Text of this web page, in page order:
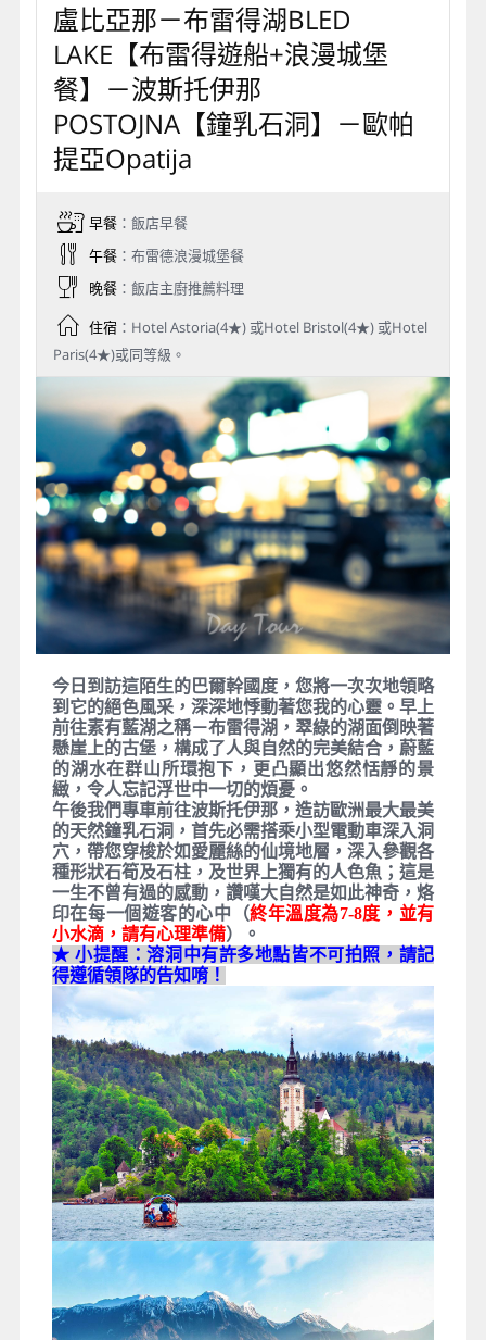
盧比亞那－布雷得湖BLED
LAKE【布雷得遊船+浪漫城堡
餐】－波斯托伊那
POSTOJNA【鐘乳石洞】－歐帕
提亞Opatija
早餐：飯店早餐
午餐：布雷德浪漫城堡餐
晚餐：飯店主廚推薦料理
住宿：Hotel Astoria(4★) 或Hotel Bristol(4★) 或Hotel
Paris(4★)或同等級。
今日到訪這陌生的巴爾幹國度，您將一次次地領略
到它的絕色風采，深深地悸動著您我的心靈。早上
前往素有藍湖之稱－布雷得湖，翠綠的湖面倒映著
懸崖上的古堡，構成了人與自然的完美結合，蔚藍
的湖水在群山所環抱下，更凸顯出悠然恬靜的景
緻，令人忘記浮世中一切的煩憂。
午後我們專車前往波斯托伊那，造訪歐洲最大最美
的天然鐘乳石洞，首先必需搭乘小型電動車深入洞
穴，帶您穿梭於如愛麗絲的仙境地層，深入參觀各
種形狀石筍及石柱，及世界上獨有的人色魚；這是
一生不曾有過的感動，讚嘆大自然是如此神奇，烙
印在每一個遊客的心中（終年溫度為7-8度，並有
小水滴，請有心理準備）。
★ 小提醒：溶洞中有許多地點皆不可拍照，請記
得遵循領隊的告知唷！